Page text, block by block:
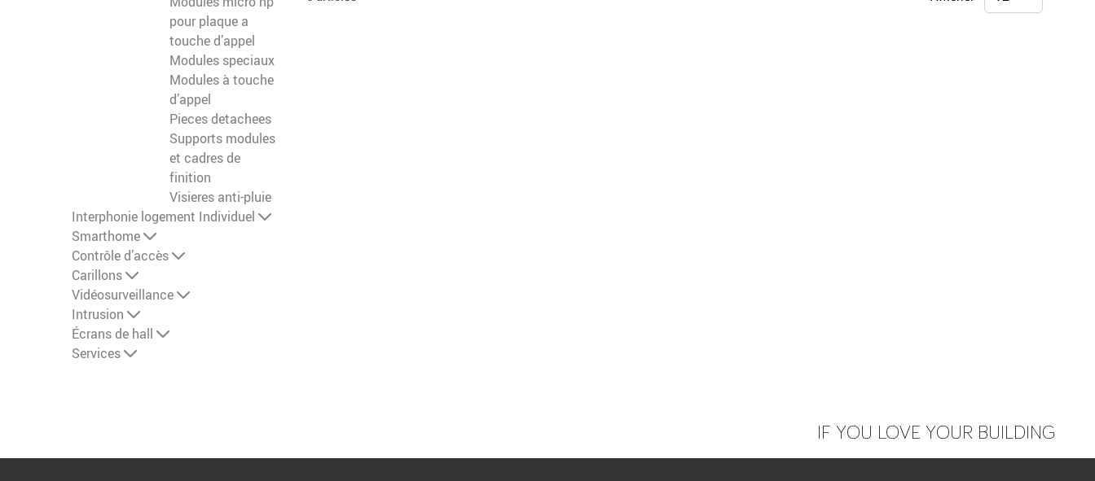
pour plaque a
touche d’appel
Modules speciaux
Modules à touche
d’appel
Pieces detachees
Supports modules
et cadres de
finition
Visieres anti-pluie
Interphonie logement Individuel
Smarthome
Contrôle d’accès
Carillons
Vidéosurveillance
Intrusion
Écrans de hall
Services
IF YOU LOVE YOUR BUILDING